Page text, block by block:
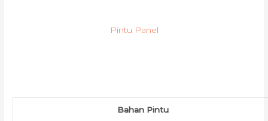
Pintu Panel
Bahan Pintu